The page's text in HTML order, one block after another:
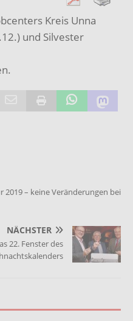
Kreis Unna
und Silvester
2019 – keine Veränderungen bei
NÄCHSTER
22. Fenster des